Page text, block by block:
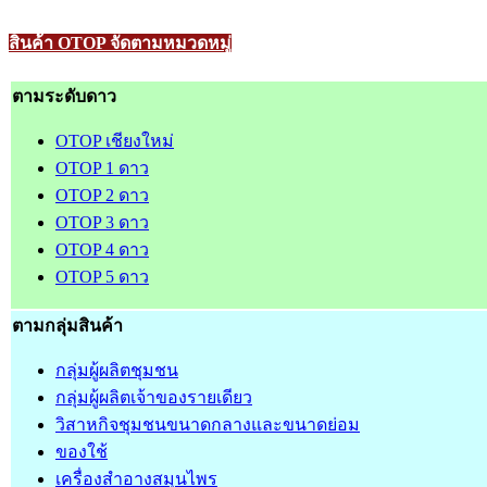
สินค้า OTOP จัดตามหมวดหมู่
ตามระดับดาว
OTOP เชียงใหม่
OTOP 1 ดาว
OTOP 2 ดาว
OTOP 3 ดาว
OTOP 4 ดาว
OTOP 5 ดาว
ตามกลุ่มสินค้า
กลุ่มผู้ผลิตชุมชน
กลุ่มผู้ผลิตเจ้าของรายเดียว
วิสาหกิจชุมชนขนาดกลางและขนาดย่อม
ของใช้
เครื่องสำอางสมุนไพร